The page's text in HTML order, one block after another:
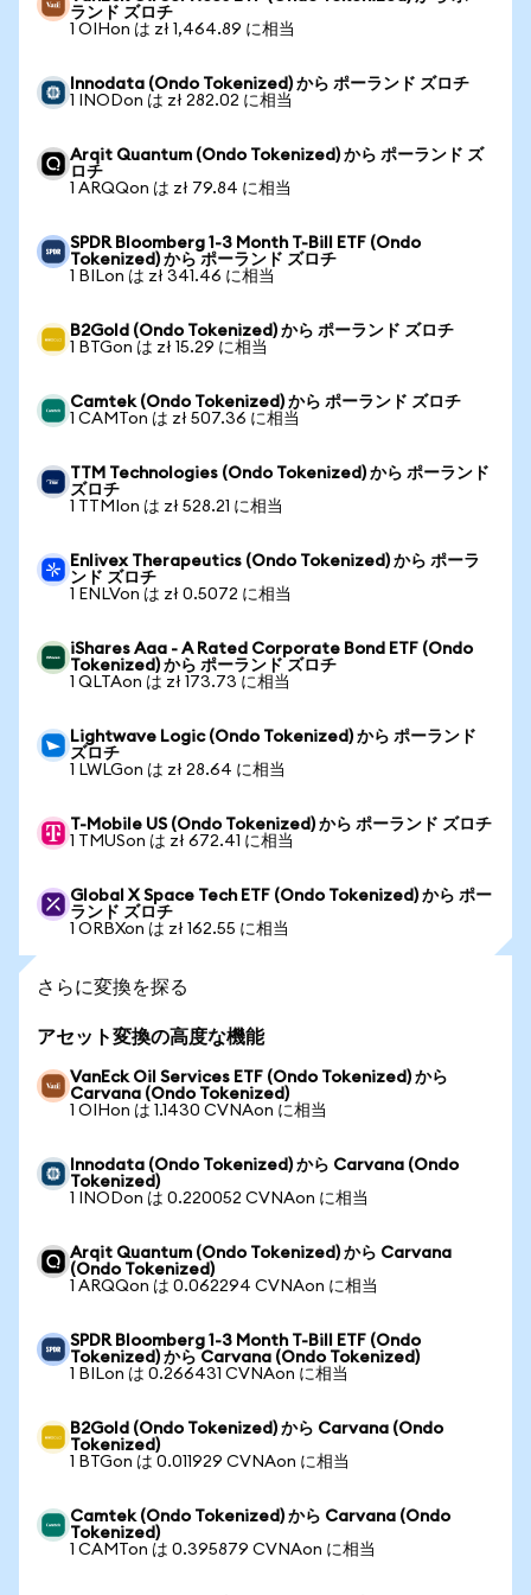
ランド ズロチ
1 OIHon は zł 1,464.89 に相当
Innodata (Ondo Tokenized) から ポーランド ズロチ
1 INODon は zł 282.02 に相当
Arqit Quantum (Ondo Tokenized) から ポーランド ズ
ロチ
1 ARQQon は zł 79.84 に相当
SPDR Bloomberg 1-3 Month T-Bill ETF (Ondo
Tokenized) から ポーランド ズロチ
1 BILon は zł 341.46 に相当
B2Gold (Ondo Tokenized) から ポーランド ズロチ
1 BTGon は zł 15.29 に相当
Camtek (Ondo Tokenized) から ポーランド ズロチ
1 CAMTon は zł 507.36 に相当
TTM Technologies (Ondo Tokenized) から ポーランド
ズロチ
1 TTMIon は zł 528.21 に相当
Enlivex Therapeutics (Ondo Tokenized) から ポーラ
ンド ズロチ
1 ENLVon は zł 0.5072 に相当
iShares Aaa - A Rated Corporate Bond ETF (Ondo
Tokenized) から ポーランド ズロチ
1 QLTAon は zł 173.73 に相当
Lightwave Logic (Ondo Tokenized) から ポーランド
ズロチ
1 LWLGon は zł 28.64 に相当
T-Mobile US (Ondo Tokenized) から ポーランド ズロチ
1 TMUSon は zł 672.41 に相当
Global X Space Tech ETF (Ondo Tokenized) から ポー
ランド ズロチ
1 ORBXon は zł 162.55 に相当
さらに変換を探る
アセット変換の高度な機能
VanEck Oil Services ETF (Ondo Tokenized) から
Carvana (Ondo Tokenized)
1 OIHon は 1.1430 CVNAon に相当
Innodata (Ondo Tokenized) から Carvana (Ondo
Tokenized)
1 INODon は 0.220052 CVNAon に相当
Arqit Quantum (Ondo Tokenized) から Carvana
(Ondo Tokenized)
1 ARQQon は 0.062294 CVNAon に相当
SPDR Bloomberg 1-3 Month T-Bill ETF (Ondo
Tokenized) から Carvana (Ondo Tokenized)
1 BILon は 0.266431 CVNAon に相当
B2Gold (Ondo Tokenized) から Carvana (Ondo
Tokenized)
1 BTGon は 0.011929 CVNAon に相当
Camtek (Ondo Tokenized) から Carvana (Ondo
Tokenized)
1 CAMTon は 0.395879 CVNAon に相当